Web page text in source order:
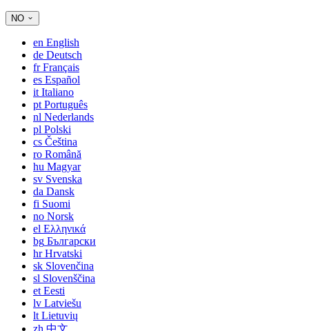
NO
en English
de Deutsch
frFrançais
es Español
it Italiano
pt Português
nl Nederlands
pl Polski
cs Čeština
ro Română
hu Magyar
sv Svenska
da Dansk
fi Suomi
no Norsk
el Ελληνικά
bg Български
hrHrvatski
sk Slovenčina
sl Slovenščina
et Eesti
lv Latviešu
lt Lietuvių
zh 中文